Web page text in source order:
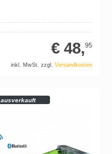
€ 48,95
inkl. MwSt. zzgl. Versandkosten
ausverkauft